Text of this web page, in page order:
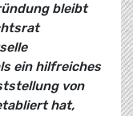
bleibt
ein hilfreiches
von
hat,